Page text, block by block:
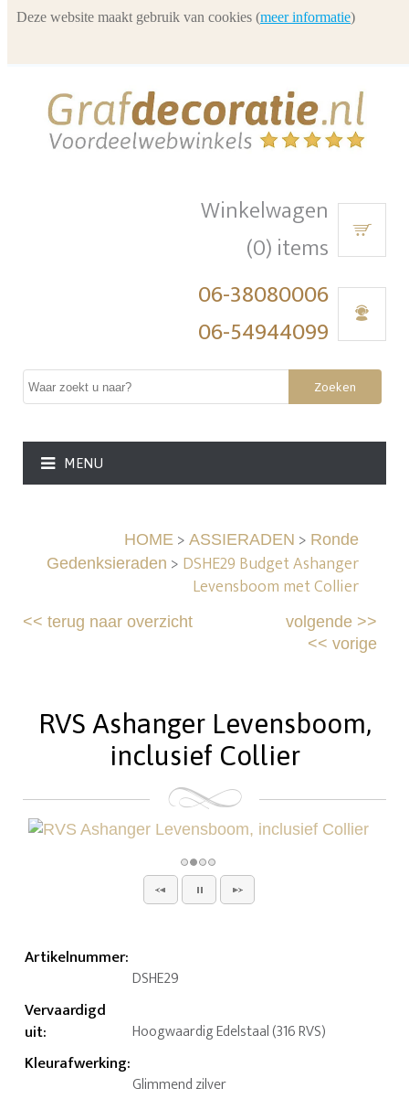
Winkelwagen
(0) items
06-38080006
06-54944099
Zoeken
MENU
HOME> ASSIERADEN > Ronde
Gedenksieraden > DSHE29 Budget Ashanger
Levensboom met Collier
<<terug naar overzicht volgende>>
<< vorige
RVS Ashanger Levensboom,
inclusief Collier
Artikelnummer:
DSHE29
Vervaardigd
uit: Hoogwaardig Edelstaal (316 RVS)
Kleurafwerking:
Glimmend zilver
Deze website maakt gebruik van cookies (meer informatie)